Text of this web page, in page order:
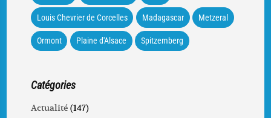
Louis Chevrier de Corcelles Madagascar Metzeral
Ormont Plaine d'Alsace Spitzemberg
Catégories
Actualité (147)